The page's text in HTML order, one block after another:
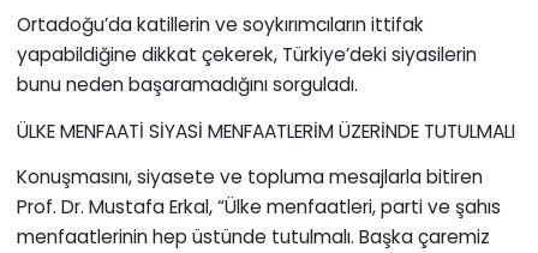
Ortadoğu’da katillerin ve soykırımcıların ittifak
yapabildiğine dikkat çekerek, Türkiye’deki siyasilerin
bunu neden başaramadığını sorguladı.
ÜLKE MENFAATİ SİYASİ MENFAATLERİM ÜZERİNDE TUTULMALI
Konuşmasını, siyasete ve topluma mesajlarla bitiren
Prof. Dr. Mustafa Erkal, “Ülke menfaatleri, parti ve şahıs
menfaatlerinin hep üstünde tutulmalı. Başka çaremiz